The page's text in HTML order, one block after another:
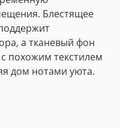
Блестящее
а тканевый фон
похожим текстилем
дом нотами уюта.